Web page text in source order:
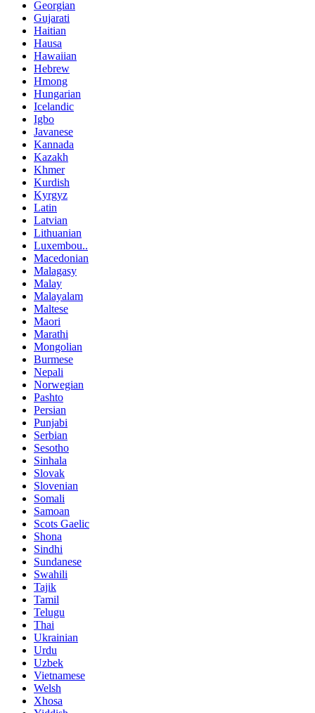
Georgian
Gujarati
Haitian
Hausa
Hawaiian
Hebrew
Hmong
Hungarian
Icelandic
Igbo
Javanese
Kannada
Kazakh
Khmer
Kurdish
Kyrgyz
Latin
Latvian
Lithuanian
Luxembou..
Macedonian
Malagasy
Malay
Malayalam
Maltese
Maori
Marathi
Mongolian
Burmese
Nepali
Norwegian
Pashto
Persian
Punjabi
Serbian
Sesotho
Sinhala
Slovak
Slovenian
Somali
Samoan
Scots Gaelic
Shona
Sindhi
Sundanese
Swahili
Tajik
Tamil
Telugu
Thai
Ukrainian
Urdu
Uzbek
Vietnamese
Welsh
Xhosa